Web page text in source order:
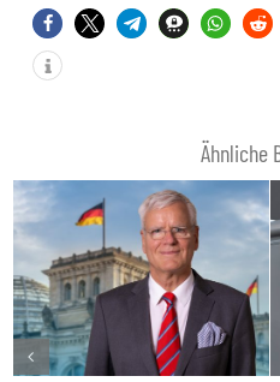
Ähnliche